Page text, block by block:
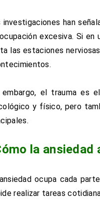
investigaciones han
excesiva. Si
las estaciones
embargo, el trauma es
y físico, pero
la ansiedad
ocupa cada
realizar tareas